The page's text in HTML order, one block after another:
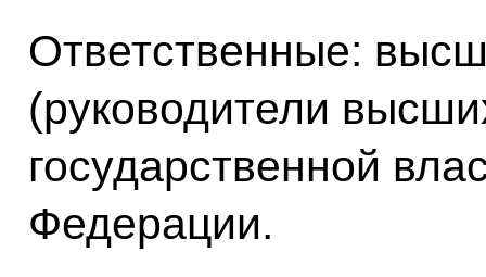
Ответственные:
(руководители
государственной
Федерации.